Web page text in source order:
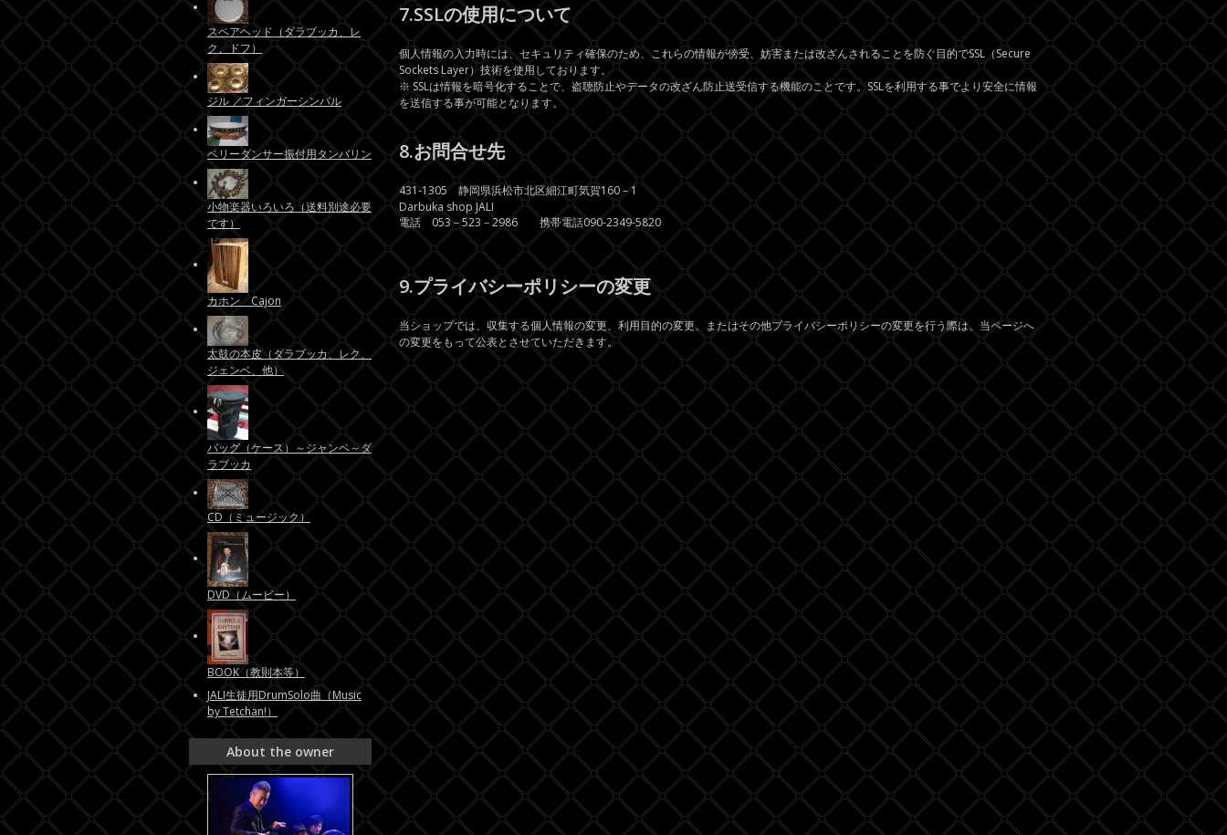
7.SSLの使用について
個人情報の入力時には、セキュリティ確保のため、これらの情報が傍受、妨害または改ざんされることを防ぐ目的でSSL（Secure
Sockets Layer）技術を使用しております。
※ SSLは情報を暗号化することで、盗聴防止やデータの改ざん防止送受信する機能のことです。SSLを利用する事でより安全に情報
を送信する事が可能となります。
8.お問合せ先
431-1305 静岡県浜松市北区細江町気賀160－1
Darbuka shop JALI
電話 053－523－2986 携帯電話090-2349-5820
9.プライバシーポリシーの変更
当ショップでは、収集する個人情報の変更、利用目的の変更、またはその他プライバシーポリシーの変更を行う際は、当ページへ
の変更をもって公表とさせていただきます。
スペアヘッド（ダラブッカ、レ
ク、ドフ）
ジル ／フィンガーシンバル
ベリーダンサー振付用タンバリン
小物楽器いろいろ（送料別途必要
です）
カホン Cajon
太鼓の本皮（ダラブッカ、レク、
ジェンベ、他）
バッグ（ケース）～ジャンベ～ダ
ラブッカ
CD（ミュージック）
DVD（ムービー）
BOOK（教則本等）
JALI生徒用DrumSolo曲（Music
by Tetchan!）
About the owner